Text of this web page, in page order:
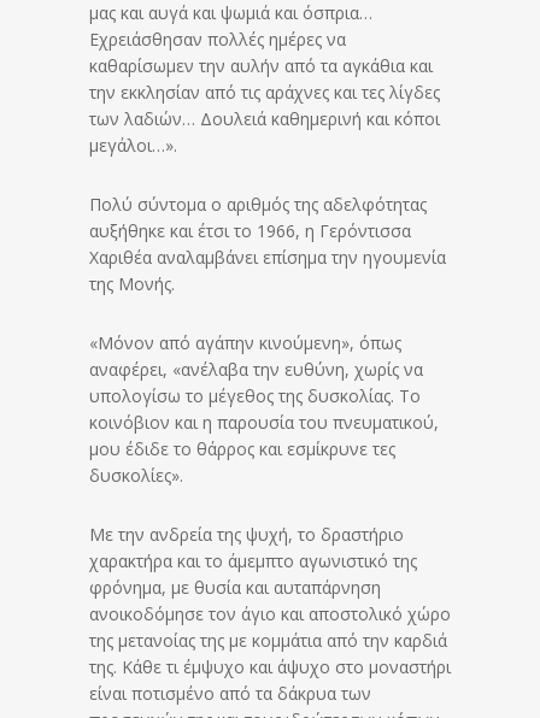
μας και αυγά και ψωμιά και όσπρια…
Εχρειάσθησαν πολλές ημέρες να
καθαρίσωμεν την αυλήν από τα αγκάθια και
την εκκλησίαν από τις αράχνες και τες λίγδες
των λαδιών… Δουλειά καθημερινή και κόποι
μεγάλοι…».
Πολύ σύντομα ο αριθμός της αδελφότητας
αυξήθηκε και έτσι το 1966, η Γερόντισσα
Χαριθέα αναλαμβάνει επίσημα την ηγουμενία
της Μονής.
«Μόνον από αγάπην κινούμενη», όπως
αναφέρει, «ανέλαβα την ευθύνη, χωρίς να
υπολογίσω το μέγεθος της δυσκολίας. Το
κοινόβιον και η παρουσία του πνευματικού,
μου έδιδε το θάρρος και εσμίκρυνε τες
δυσκολίες».
Με την ανδρεία της ψυχή, το δραστήριο
χαρακτήρα και το άμεμπτο αγωνιστικό της
φρόνημα, με θυσία και αυταπάρνηση
ανοικοδόμησε τον άγιο και αποστολικό χώρο
της μετανοίας της με κομμάτια από την καρδιά
της. Κάθε τι έμψυχο και άψυχο στο μοναστήρι
είναι ποτισμένο από τα δάκρυα των